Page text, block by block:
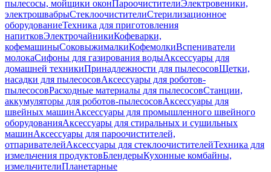
пылесосы, мойщики оконПароочистителиЭлектровеники,
электрошвабрыСтеклоочистителиСтерилизационное
оборудованиеТехника для приготовления
напитковЭлектрочайникиКофеварки,
кофемашиныСоковыжималкиКофемолкиВспениватели
молокаСифоны для газирования водыАксессуары для
домашней техникиПринадлежности для пылесосовЩетки,
насадки для пылесосовАксессуары для роботов-
пылесосовРасходные материалы для пылесосовСтанции,
аккумуляторы для роботов-пылесосовАксессуары для
швейных машинАксессуары для промышленного швейного
оборудованияАксессуары для стиральных и сушильных
машинАксессуары для пароочистителей,
отпаривателейАксессуары для стеклоочистителейТехника для
измельчения продуктовБлендерыКухонные комбайны,
измельчителиПланетарные